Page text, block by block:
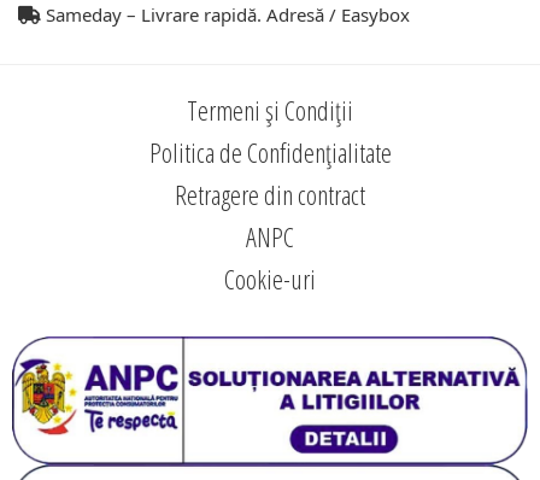
Sameday – Livrare rapidă. Adresă / Easybox
Termeni și Condiții
Politica de Confidențialitate
Retragere din contract
ANPC
Cookie-uri